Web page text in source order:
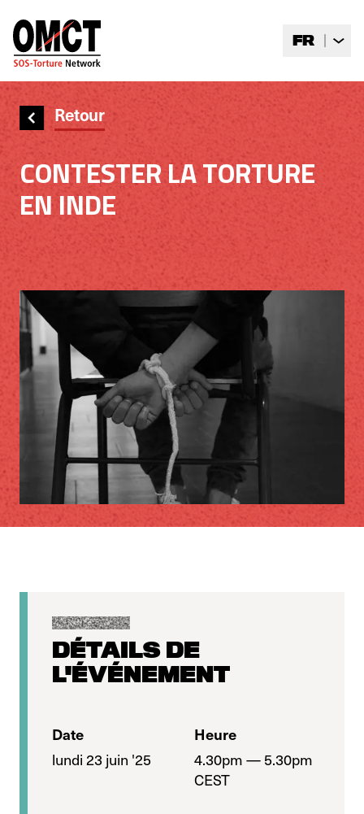
FR
Retour
CONTESTER LA TORTURE
EN INDE
DÉTAILS DE
L'ÉVÉNEMENT
Date
lundi 23 juin '25
Heure
4.30pm — 5.30pm
CEST